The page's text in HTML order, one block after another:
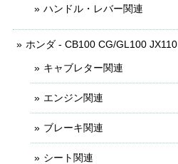
ハンドル・レバー関連
ホンダ - CB100 CG/GL100 JX110
キャブレター関連
エンジン関連
ブレーキ関連
シート関連